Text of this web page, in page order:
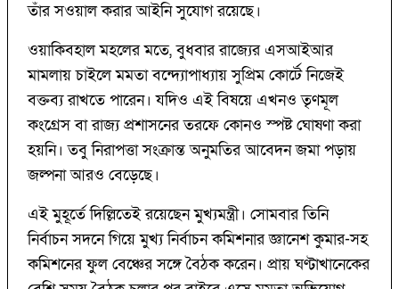
তাঁর সওয়াল করার আইনি সুযোগ রয়েছে।
ওয়াকিবহাল মহলের মতে, বুধবার রাজ্যের এসআইআর
মামলায় চাইলে মমতা বন্দ্যোপাধ্যায় সুপ্রিম কোর্টে নিজেই
বক্তব্য রাখতে পারেন। যদিও এই বিষয়ে এখনও তৃণমূল
কংগ্রেস বা রাজ্য প্রশাসনের তরফে কোনও স্পষ্ট ঘোষণা করা
হয়নি। তবু নিরাপত্তা সংক্রান্ত অনুমতির আবেদন জমা পড়ায়
জল্পনা আরও বেড়েছে।
এই মুহূর্তে দিল্লিতেই রয়েছেন মুখ্যমন্ত্রী। সোমবার তিনি
নির্বাচন সদনে গিয়ে মুখ্য নির্বাচন কমিশনার জ্ঞানেশ কুমার-সহ
কমিশনের ফুল বেঞ্চের সঙ্গে বৈঠক করেন। প্রায় ঘণ্টাখানেকের